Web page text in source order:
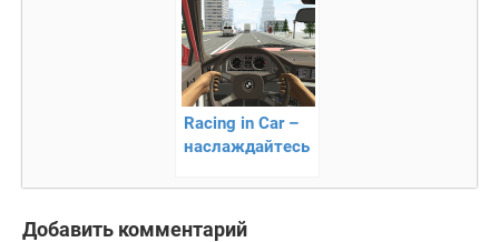
Racing in Car –
наслаждайтесь
Добавить комментарий